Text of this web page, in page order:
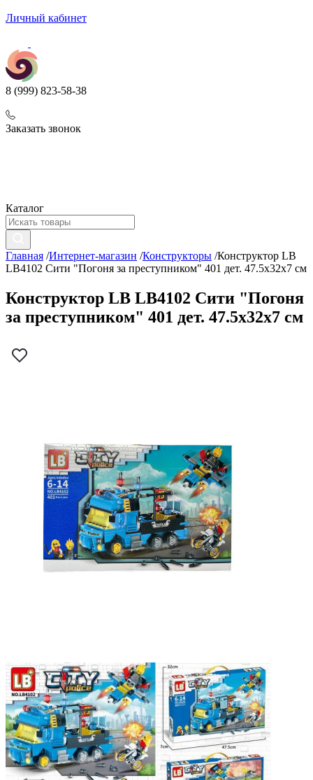
Личный кабинет
8 (999) 823-58-38
Заказать звонок
Каталог
Главная /Интернет-магазин /Конструкторы /Конструктор LB
LB4102 Сити "Погоня за преступником" 401 дет. 47.5x32x7 см
Конструктор LB LB4102 Сити "Погоня
за преступником" 401 дет. 47.5x32x7 см